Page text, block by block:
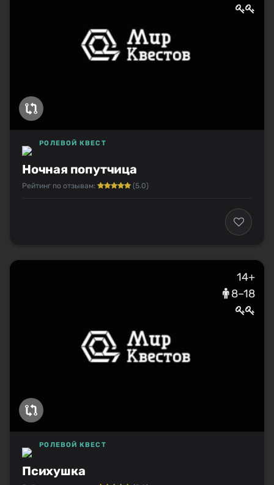
Ночная попутчица
РОЛЕВОЙ КВЕСТ
Рейтинг по отзывам: (5.0)
14+
8–18
Психушка
РОЛЕВОЙ КВЕСТ